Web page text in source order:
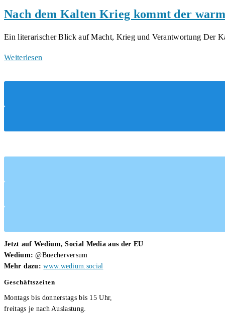
Nach dem Kalten Krieg kommt der
Ein literarischer Blick auf Macht, Krieg und Verantwortung Der
Weiterlesen
Kalten
warme
von
Jetzt auf Wedium, Social Media aus der EU
Wedium: @Buecherversum
Mehr dazu: www.wedium.social
Geschäftszeiten
Montags bis donnerstags bis 15 Uhr,
freitags je nach Auslastung.